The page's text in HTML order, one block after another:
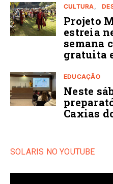
CULTURA
Projeto
estreia
semana
gratuita
EDUCAÇÃO
Neste
Caxias
SOLARIS NO YOUTUBE